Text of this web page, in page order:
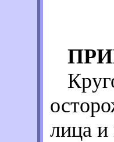
лица